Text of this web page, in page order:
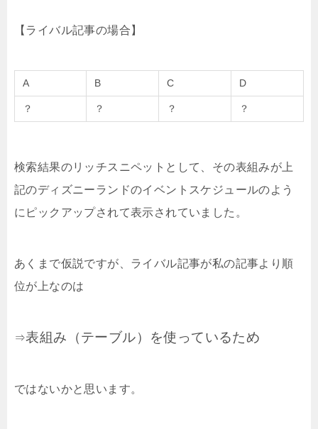
【ライバル記事の場合】
A B C D
？ ？ ？ ？
検索結果のリッチスニペットとして、その表組みが上
記のディズニーランドのイベントスケジュールのよう
にピックアップされて表示されていました。
あくまで仮説ですが、ライバル記事が私の記事より順
位が上なのは
⇒表組み（テーブル）を使っているため
ではないかと思います。